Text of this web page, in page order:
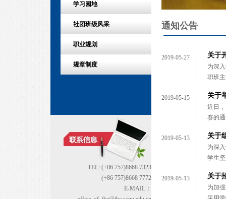
学习园地
社团班级风采
职业规划
规章制度
TEL: (+86 757)8668 7323
(+86 757)8668 7772
E-MAIL：
通知公告
2019-05-27 关于
为深
职班
2019-05-15 关于
近日
赛的
2019-05-13 关于
为深
学生
2019-05-13 关于
为加